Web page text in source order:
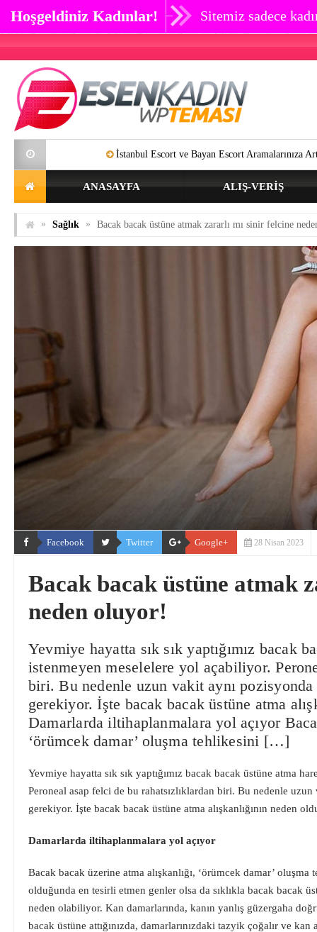
Hoşgeldiniz Kadınlar! Sitemiz sadece
İstanbul Escort ve Bayan Escort Aramalarınıza Artık SON
ANASAYFA ALIŞ-VERIŞ
» Sağlık » Bacak bacak üstüne atmak zararlı mı sinir felcine
Facebook Twitter Google+ 28 Nisan 2023
Bacak bacak üstüne atmak
neden oluyor!
Yevmiye hayatta sık sık yaptığımız bacak
istenmeyen meselelere yol açabiliyor.
biri. Bu nedenle uzun vakit aynı
gerekiyor. İşte bacak bacak üstüne atma
Damarlarda iltihaplanmalara yol açıyor
‘örümcek damar’ oluşma tehlikesini […]
Yevmiye hayatta sık sık yaptığımız bacak bacak üstüne atma
Peroneal asap felci de bu rahatsızlıklardan biri. Bu nedenle
gerekiyor. İşte bacak bacak üstüne atma alışkanlığının neden
Damarlarda iltihaplanmalara yol açıyor
Bacak bacak üzerine atma alışkanlığı, ‘örümcek damar’
olduğunda en tesirli etmen genler olsa da sıklıkla bacak bacak
neden olabiliyor. Kan damarlarında, kanın yanlış güzergaha
bacak üstüne attığınızda, damarlarınızdaki tazyik çoğalır ve